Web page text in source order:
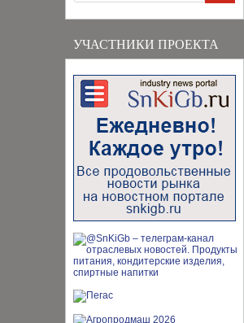
УЧАСТНИКИ ПРОЕКТА